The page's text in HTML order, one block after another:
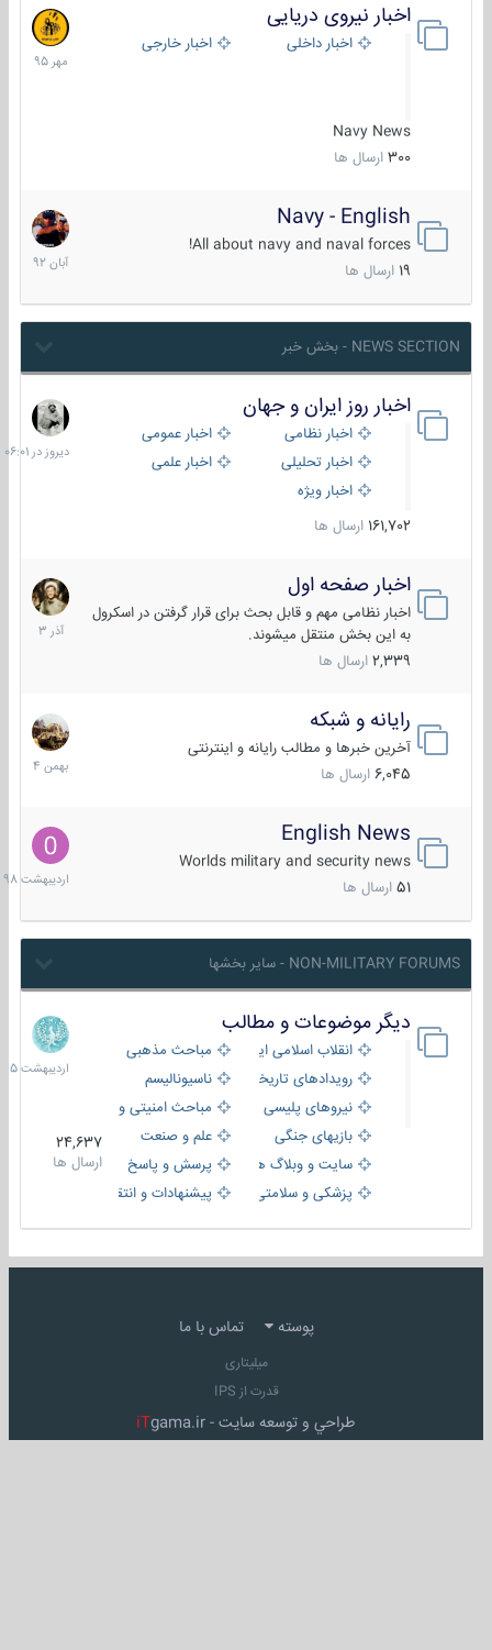
اخبار نیروی دریایی
اخبار داخلی اخبار خارجی
Navy News
300 ارسال ها
27
مهر
1395
Navy - English
All about navy and naval forces!
ارسال ها
22
آبان
1392
NEWS SECTION - بخش خبر
اخبار روز ایران و جهان
اخبار نظامی
اخبار عمومی
اخبار تحلیلی
اخبار علمی
اخبار ویژه
161,702 ارسال ها
دیروز
در
06:01
اخبار صفحه اول
اخبار نظامی مهم و قابل بحث برای قرار گرفتن در اسکرول
به این بخش منتقل میشوند.
2,339 ارسال ها
7
آذر
1403
رایانه و شبکه
آخرین خبرها و مطالب رایانه و اینترنتی
6,045 ارسال ها
30
بهمن
1404
English News
Worlds military and security news
51 ارسال ها
10
1398
NON-MILITARY FORUMS - سایر بخشها
دیگر موضوعات و مطالب
انقلاب اسلامی ایران
مباحث مذهبی
رویدادهای تاریخی و مذهبیناسیونالیسم
نیروهای پلیسی
مباحث امنیتی و اطلاعاتی
بازیهای جنگی
علم و صنعت
سایت و وبلاگ ها
پرسش و پاسخ
پزشکی و سلامتی
پیشنهادات و انتقادات
24,637
ارسال ها
8
1405
پوسته تماس با ما
میلیتاری
قدرت از IPS
طراحي و توسعه سايت - iTgama.ir